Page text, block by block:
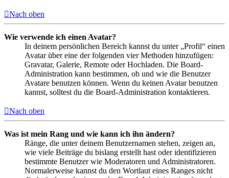
Nach oben
Wie verwende ich einen Avatar?
In deinem persönlichen Bereich kannst du unter „Profil“ einen
Avatar über eine der folgenden vier Methoden hinzufügen:
Gravatar, Galerie, Remote oder Hochladen. Die Board-
Administration kann bestimmen, ob und wie die Benutzer
Avatare benutzen können. Wenn du keinen Avatar benutzen
kannst, solltest du die Board-Administration kontaktieren.
Nach oben
Was ist mein Rang und wie kann ich ihn ändern?
Ränge, die unter deinem Benutzernamen stehen, zeigen an,
wie viele Beiträge du bislang erstellt hast oder identifizieren
bestimmte Benutzer wie Moderatoren und Administratoren.
Normalerweise kannst du den Wortlaut eines Ranges nicht